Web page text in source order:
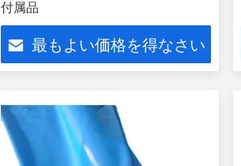
付属品
最もよい価格を得なさい